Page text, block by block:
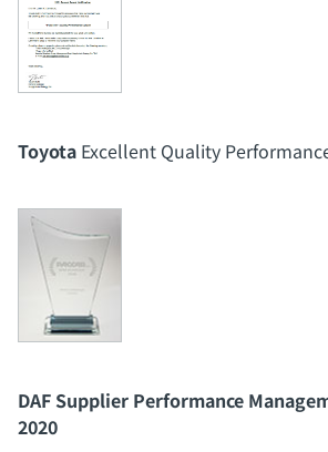
Toyota Excellent Quality
DAF Supplier Performance
2020